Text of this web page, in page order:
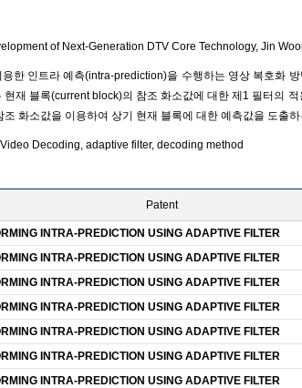
of Next-Generation DTV Core Technology, Jin
한 인트라 예측(intra-prediction)을 수행하는 영상 복호화
현재 블록(current block)의 참조 화소값에 대한 제1 필터의
조 화소값을 이용하여 상기 현재 블록에 대한 예측값을 도출
Decoding, adaptive filter, decoding method
Patent
INTRA-PREDICTION USING ADAPTIVE FILTER
INTRA-PREDICTION USING ADAPTIVE FILTER
INTRA-PREDICTION USING ADAPTIVE FILTER
INTRA-PREDICTION USING ADAPTIVE FILTER
INTRA-PREDICTION USING ADAPTIVE FILTER
INTRA-PREDICTION USING ADAPTIVE FILTER
INTRA-PREDICTION USING ADAPTIVE FILTER